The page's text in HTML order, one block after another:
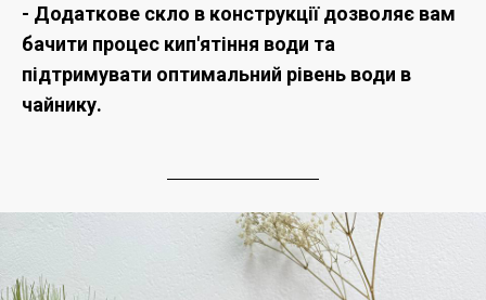
- Додаткове скло в конструкції дозволяє вам
бачити процес кип'ятіння води та
підтримувати оптимальний рівень води в
чайнику.